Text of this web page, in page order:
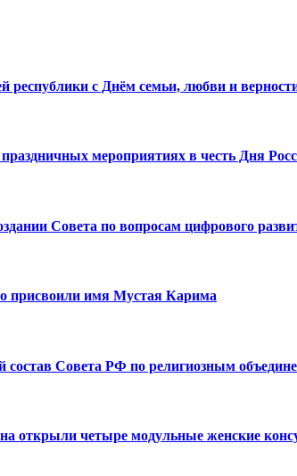
республики с Днём семьи, любви и
мероприятиях в честь Дня
Совета по вопросам цифрового
присвоили имя Мустая Карима
Совета РФ по религиозным
открыли четыре модульные женские